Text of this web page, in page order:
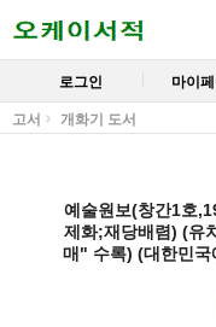
로그인 마이
고서 개화기 도서
예술원보(창간1호
제화;재당배렴) (유
매" 수록) (대한민